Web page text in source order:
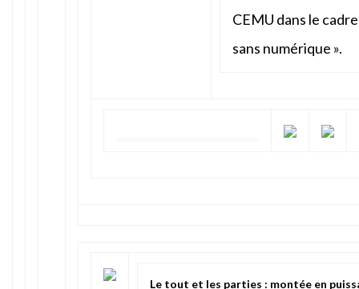
CEMU dans le
sans numérique ».
Le tout et les parties : montée en